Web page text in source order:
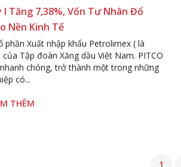
I Tăng 7,38%, Vốn Tư Nhân Đổ
Nền Kinh Tế
phần Xuất nhập khẩu Petrolimex ( là
Tập đoàn Xăng dầu Việt Nam. PITCO
chóng, trở thành một trong những
có...
THÊM
1